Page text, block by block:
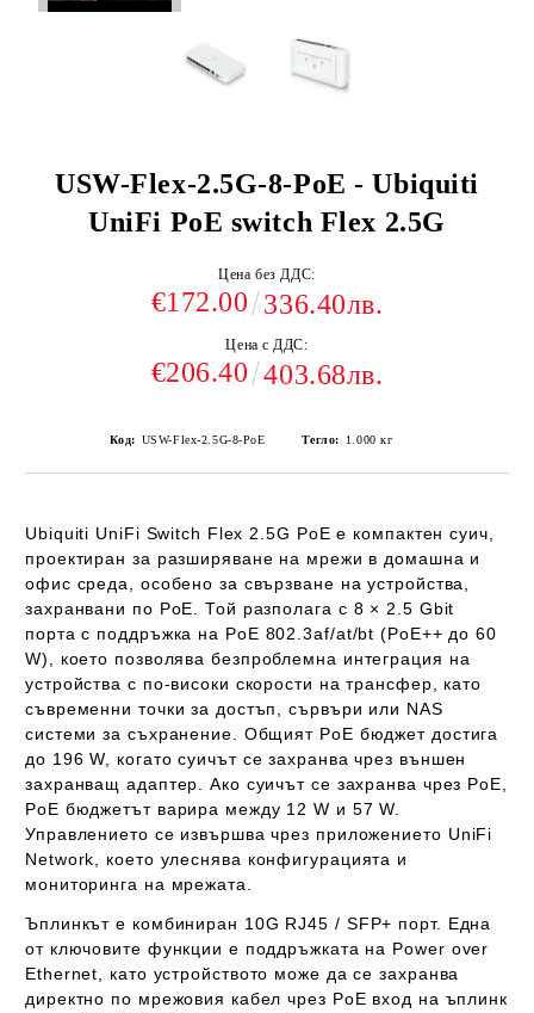
USW-Flex-2.5G-8-PoE - Ubiquiti
UniFi PoE switch Flex 2.5G
Цена без ДДС:
€172.00 336.40лв.
Цена с ДДС:
€206.40 403.68лв.
Код: USW-Flex-2.5G-8-PoE Тегло: 1.000 кг
Ubiquiti UniFi Switch Flex 2.5G PoE е компактен суич,
проектиран за разширяване на мрежи в домашна и
офис среда, особено за свързване на устройства,
захранвани по PoE. Той разполага с 8 × 2.5 Gbit
порта с поддръжка на PoE 802.3af/at/bt (PoE++ до 60
W)
, което позволява безпроблемна интеграция на
устройства с по-високи скорости на трансфер, като
съвременни точки за достъп, сървъри или NAS
системи за съхранение. Общият PoE бюджет достига
до 196 W , когато суичът се захранва чрез външен
захранващ адаптер. Ако суичът се захранва чрез PoE,
PoE бюджетът варира между 12 W и 57 W
Управлението се извършва чрез приложението UniFi
Network , което улеснява конфигурацията и
мониторинга на мрежата.
Ъплинкът е комбиниран 10G RJ45 / SFP+ порт. Една
от ключовите функции е поддръжката на Power over
Ethernet , като устройството може да се захранва
директно по мрежовия кабел чрез PoE вход на ъплинк